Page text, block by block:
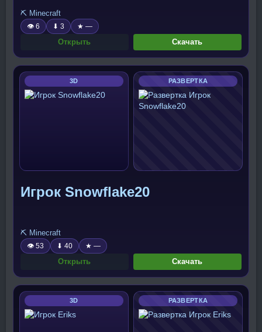
⛏️ Minecraft
👁 6 ⬇ 3 ★ —
Открыть Скачать
3D РАЗВЕРТКА
Игрок Snowflake20
⛏️ Minecraft
👁 53 ⬇ 40 ★ —
Открыть Скачать
3D РАЗВЕРТКА